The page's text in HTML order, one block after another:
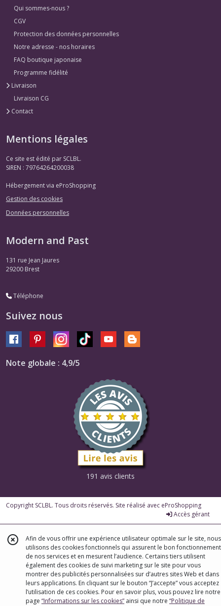
Qui sommes-nous ?
CGV
Protection des données personnelles
Notre adresse - nos horaires
FAQ boutique japonaise
Programme fidélité
Livraison
Livraison CG
Contact
Mentions légales
Ce site est édité par SCLBL.
SIREN : 79764264200038
Hébergement via eProShopping
Gestion des cookies
Données personnelles
Modern and Past
131 rue Jean Jaures
29200 Brest
Téléphone
Suivez nous
Note globale : 4,9/5
191 avis clients
Copyright SCLBL. Tous droits réservés. Site réalisé avec eProShopping
Accès gérant
Afin de vous offrir une expérience utilisateur optimale sur le site, nous
utilisons des cookies fonctionnels qui assurent le bon fonctionnement
de nos services et en mesurent l’audience. Certains tiers utilisent
également des cookies de suivi marketing sur le site pour vous
montrer des publicités personnalisées sur d’autres sites Web et dans
leurs applications. En cliquant sur le bouton “J’accepte” vous acceptez
l’utilisation de ces cookies. Pour en savoir plus, vous pouvez lire notre
page “Informations sur les cookies” ainsi que notre “Politique de